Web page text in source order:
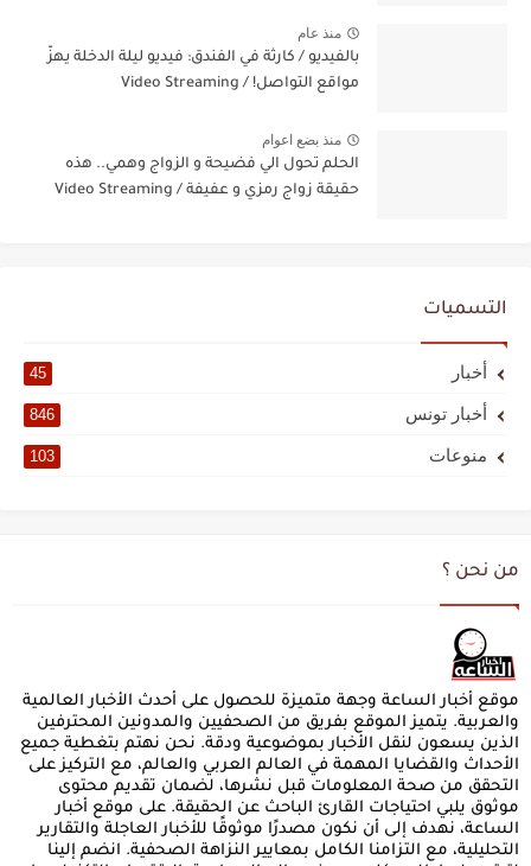
منذ عام
بالفيديو / كارثة في الفندق: فيديو ليلة الدخلة يهزّ
مواقع التواصل! / Video Streaming
منذ بضع اعوام
الحلم تحول الي فضيحة و الزواج وهمي.. هذه
حقيقة زواج رمزي و عفيفة / Video Streaming
التسميات
أخبار 45
أخبار تونس 846
منوعات 103
من نحن ؟
موقع أخبار الساعة وجهة متميزة للحصول على أحدث الأخبار العالمية
والعربية. يتميز الموقع بفريق من الصحفيين والمدونين المحترفين
الذين يسعون لنقل الأخبار بموضوعية ودقة. نحن نهتم بتغطية جميع
الأحداث والقضايا المهمة في العالم العربي والعالم، مع التركيز على
التحقق من صحة المعلومات قبل نشرها، لضمان تقديم محتوى
موثوق يلبي احتياجات القارئ الباحث عن الحقيقة. على موقع أخبار
الساعة، نهدف إلى أن نكون مصدرًا موثوقًا للأخبار العاجلة والتقارير
التحليلية، مع التزامنا الكامل بمعايير النزاهة الصحفية. انضم إلينا